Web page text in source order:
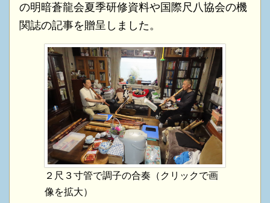
の明暗蒼龍会夏季研修資料や国際尺八協会の機
関誌の記事を贈呈しました。
２尺３寸管で調子の合奏（クリックで画
像を拡大）